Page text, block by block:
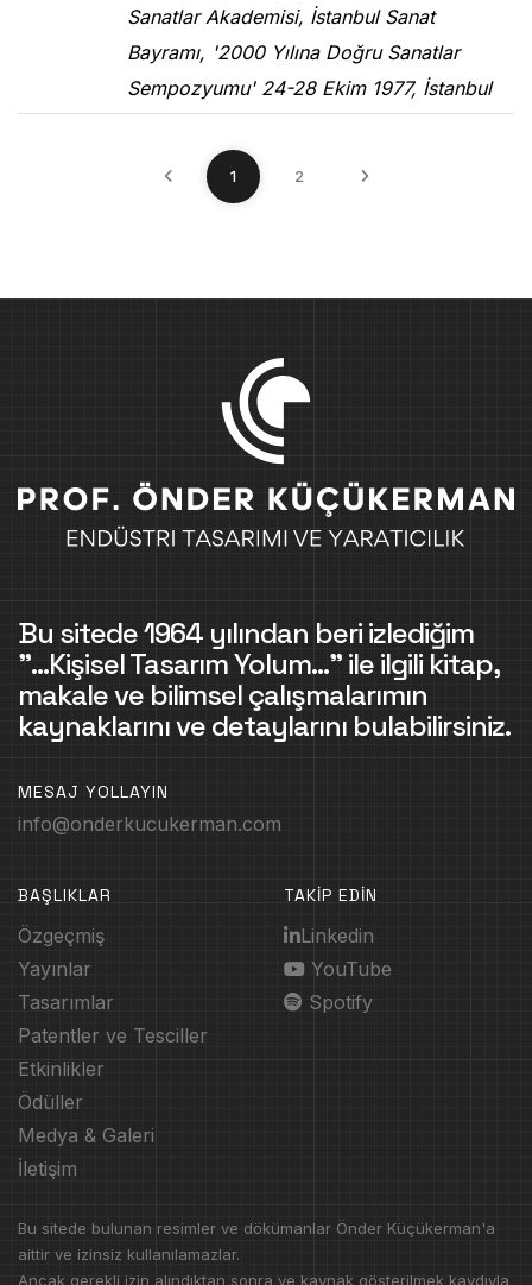
Sanatlar Akademisi, İstanbul Sanat
Bayramı, '2000 Yılına Doğru Sanatlar
Sempozyumu' 24-28 Ekim 1977, İstanbul
1 2
Bu sitede 1964 yılından beri izlediğim
"...Kişisel Tasarım Yolum..." ile ilgili kitap,
makale ve bilimsel çalışmalarımın
kaynaklarını ve detaylarını bulabilirsiniz.
MESAJ YOLLAYIN
info@onderkucukerman.com
BAŞLIKLAR
Özgeçmiş
Yayınlar
Tasarımlar
Patentler ve Tesciller
Etkinlikler
Ödüller
Medya & Galeri
İletişim
TAKİP EDİN
Linkedin
YouTube
Spotify
Bu sitede bulunan resimler ve dökümanlar Önder Küçükerman'a
aittir ve izinsiz kullanılamazlar.
Ancak gerekli izin alındıktan sonra ve kaynak gösterilmek kaydıyla